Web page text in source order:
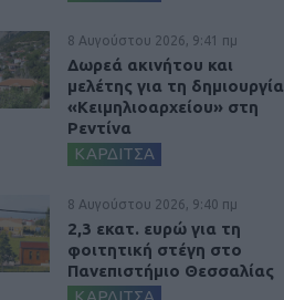
8 Αυγούστου 2026, 9:41 πμ
Δωρεά ακινήτου και
μελέτης για τη δημιουργία
«Κειμηλιοαρχείου» στη
Ρεντίνα
ΚΑΡΔΙΤΣΑ
8 Αυγούστου 2026, 9:40 πμ
2,3 εκατ. ευρώ για τη
φοιτητική στέγη στο
Πανεπιστήμιο Θεσσαλίας
ΚΑΡΔΙΤΣΑ